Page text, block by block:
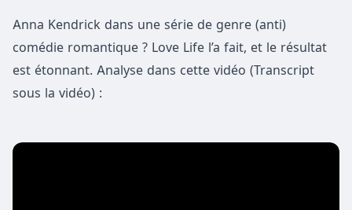
Anna Kendrick dans une série de genre (anti)
comédie romantique ? Love Life l’a fait, et le résultat
est étonnant. Analyse dans cette vidéo (Transcript
sous la vidéo) :